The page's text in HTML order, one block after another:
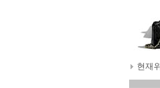
현재